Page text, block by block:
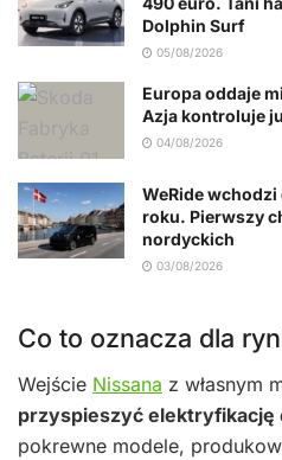
Dolphin Surf
05/08/2026
Europa oddaje
Azja kontroluje
04/08/2026
WeRide
roku. Pierwszy
nordyckich
03/08/2026
Co to oznacza dla
Wejście Nissana z własnym
przyspieszyć elektryfikację
pokrewne modele,